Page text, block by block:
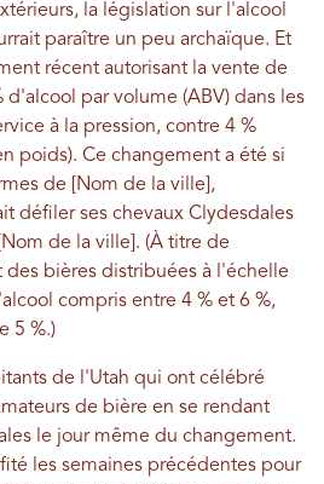
la législation sur l'alcool
paraître un peu archaïque. Et
récent autorisant la vente de
d'alcool par volume (ABV) dans les
à la pression, contre 4 %
poids). Ce changement a été si
de [Nom de la ville],
défiler ses chevaux Clydesdales
de la ville]. (À titre de
des bières distribuées à l'échelle
compris entre 4 % et 6 %,
5 %.)
de l'Utah qui ont célébré
de bière en se rendant
le jour même du changement.
les semaines précédentes pour